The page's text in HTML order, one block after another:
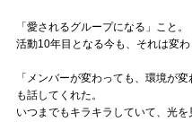
「愛されるグループになる」こと。
活動10年目となる今も、それは変わ
「メンバーが変わっても、環境が
も話してくれた。
いつまでもキラキラしていて、光